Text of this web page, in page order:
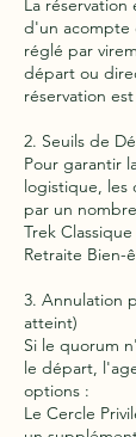
La
d'un acompte
réglé par
départ ou
réservation
2. Seuils de
Pour garantir
logistique, les
par un
Trek
Retraite Bien-
3. Annulation
atteint)
Si le quorum
le départ,
options :
Le Cercle